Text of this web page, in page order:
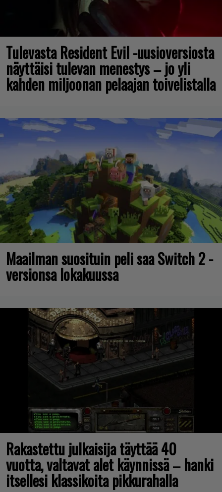
Tulevasta Resident Evil -uusioversiosta
näyttäisi tulevan menestys – jo yli
kahden miljoonan pelaajan toivelistalla
Maailman suosituin peli saa Switch 2 -
versionsa lokakuussa
Rakastettu julkaisija täyttää 40
vuotta, valtavat alet käynnissä – hanki
itsellesi klassikoita pikkurahalla